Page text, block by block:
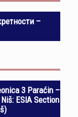
–
3 Paraćin –
ESIA Section